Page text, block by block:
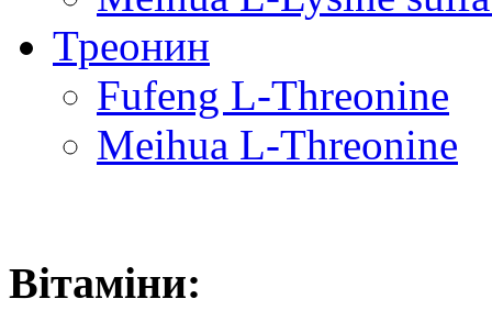
Треонин
Fufeng L-Threonine
Meihua L-Threonine
Вітаміни: